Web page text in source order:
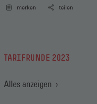
merken teilen
TARIFRUNDE 2023
Alles anzeigen